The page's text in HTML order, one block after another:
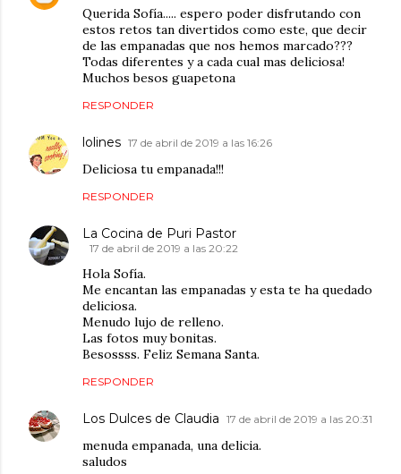
Querida Sofía..... espero poder disfrutando con
estos retos tan divertidos como este, que decir
de las empanadas que nos hemos marcado???
Todas diferentes y a cada cual mas deliciosa!
Muchos besos guapetona
RESPONDER
lolines 17 de abril de 2019 a las 16:26
Deliciosa tu empanada!!!
RESPONDER
La Cocina de Puri Pastor
17 de abril de 2019 a las 20:22
Hola Sofía.
Me encantan las empanadas y esta te ha quedado
deliciosa.
Menudo lujo de relleno.
Las fotos muy bonitas.
Besossss. Feliz Semana Santa.
RESPONDER
Los Dulces de Claudia 17 de abril de 2019 a las 20:31
menuda empanada, una delicia.
saludos